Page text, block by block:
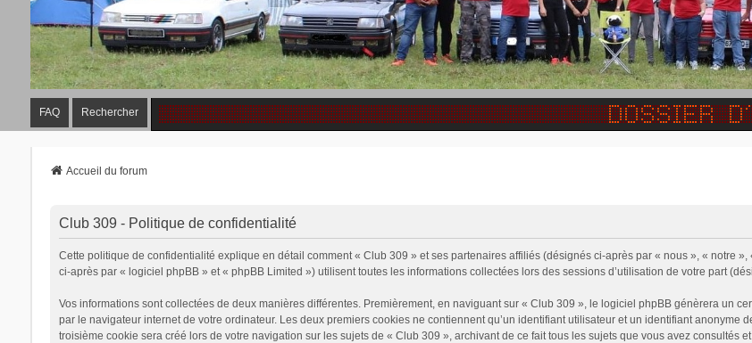
FAQ Rechercher
Accueil du forum
Club 309 - Politique de confidentialité
Cette politique de confidentialité explique en détail comment « Club 309 » et ses partenaires affiliés (désignés ci-après par « nous », « notre
ci-après par « logiciel phpBB » et « phpBB Limited ») utilisent toutes les informations collectées lors des sessions d’utilisation de votre part
Vos informations sont collectées de deux manières différentes. Premièrement, en naviguant sur « Club 309 », le logiciel phpBB génèrera un
par le navigateur internet de votre ordinateur. Les deux premiers cookies ne contiennent qu’un identifiant utilisateur et un identifiant
troisième cookie sera créé lors de votre navigation sur les sujets de « Club 309 », archivant de ce fait tous les sujets que vous avez consultés